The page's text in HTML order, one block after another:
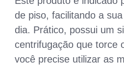
de piso, facilitando a
dia. Prático, possui um
centrifugação que torce
você precise utilizar as